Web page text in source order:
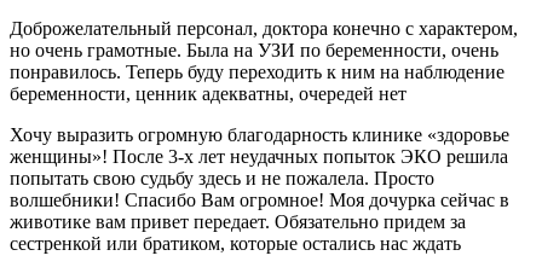
Доброжелательный персонал, доктора конечно с характером,
но очень грамотные. Была на УЗИ по беременности, очень
понравилось. Теперь буду переходить к ним на наблюдение
беременности, ценник адекватны, очередей нет
Хочу выразить огромную благодарность клинике «здоровье
женщины»! После 3-х лет неудачных попыток ЭКО решила
попытать свою судьбу здесь и не пожалела. Просто
волшебники! Спасибо Вам огромное! Моя дочурка сейчас в
животике вам привет передает. Обязательно придем за
сестренкой или братиком, которые остались нас ждать